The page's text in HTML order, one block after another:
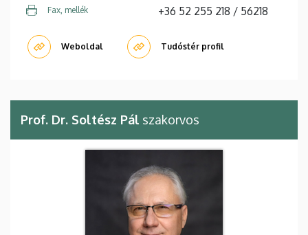
Fax, mellék +36 52 255 218 / 56218
Weboldal Tudóstér profil
Prof. Dr. Soltész Pál szakorvos